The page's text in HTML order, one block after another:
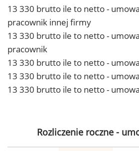
13 330 brutto ile to netto -
pracownik innej firmy
13 330 brutto ile to netto -
pracownik
13 330 brutto ile to netto -
13 330 brutto ile to netto -
13 330 brutto ile to netto -
Rozliczenie roczne -